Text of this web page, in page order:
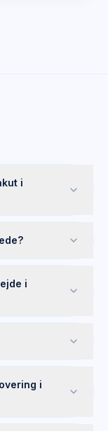
i
i
i